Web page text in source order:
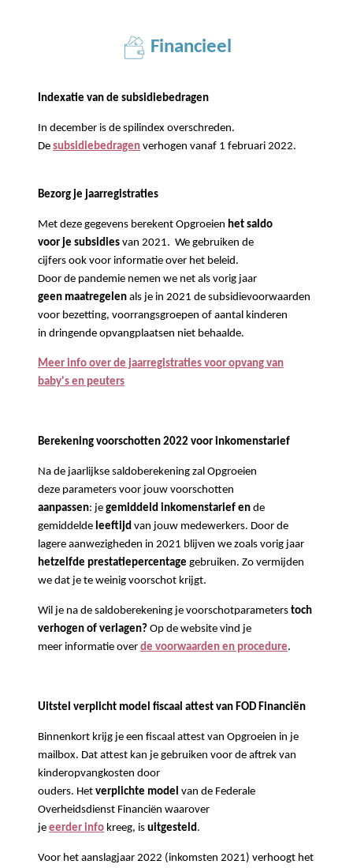
Financieel
Indexatie van de subsidiebedragen
In december is de spilindex overschreden.
De subsidiebedragen verhogen vanaf 1 februari 2022.
Bezorg je jaarregistraties
Met deze gegevens berekent Opgroeien het saldo
voor je subsidies van 2021. We gebruiken de
cijfers ook voor informatie over het beleid.
Door de pandemie nemen we net als vorig jaar
geen maatregelen als je in 2021 de subsidievoorwaarden
voor bezetting, voorrangsgroepen of aantal kinderen
in dringende opvangplaatsen niet behaalde.
Meer info over de jaarregistraties voor opvang van
baby's en peuters
Berekening voorschotten 2022 voor inkomenstarief
Na de jaarlijkse saldoberekening zal Opgroeien
deze parameters voor jouw voorschotten
aanpassen: je gemiddeld inkomenstarief en de
gemiddelde leeftijd van jouw medewerkers. Door de
lagere aanwezigheden in 2021 blijven we zoals vorig jaar
hetzelfde prestatiepercentage gebruiken. Zo vermijden
we dat je te weinig voorschot krijgt.
Wil je na de saldoberekening je voorschotparameters toch
verhogen of verlagen? Op de website vind je
meer informatie over de voorwaarden en procedure.
Uitstel verplicht model fiscaal attest van FOD Financiën
Binnenkort krijg je een fiscaal attest van Opgroeien in je
mailbox. Dat attest kan je gebruiken voor de aftrek van
kinderopvangkosten door
ouders. Het verplichte model van de Federale
Overheidsdienst Financiën waarover
je eerder info kreeg, is uitgesteld.
Voor het aanslagjaar 2022 (inkomsten 2021) verhoogt het